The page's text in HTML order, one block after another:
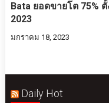
Bata ยอดขายโต 75%
2023
มกราคม 18, 2023
Daily Hot